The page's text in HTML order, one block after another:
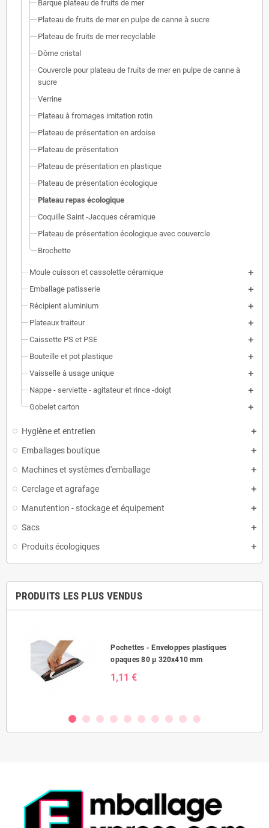
Barque plateau de fruits de mer
Plateau de fruits de mer en pulpe de canne à sucre
Plateau de fruits de mer recyclable
Dôme cristal
Couvercle pour plateau de fruits de mer en pulpe de canne à
sucre
Verrine
Plateau à fromages imitation rotin
Plateau de présentation en ardoise
Plateau de présentation
Plateau de présentation en plastique
Plateau de présentation écologique
Plateau repas écologique
Coquille Saint -Jacques céramique
Plateau de présentation écologique avec couvercle
Brochette
Moule cuisson et cassolette céramique
Emballage patisserie
Récipient aluminium
Plateaux traiteur
Caissette PS et PSE
Bouteille et pot plastique
Vaisselle à usage unique
Nappe - serviette - agitateur et rince -doigt
Gobelet carton
Hygiène et entretien
Emballages boutique
Machines et systèmes d'emballage
Cerclage et agrafage
Manutention - stockage et équipement
Sacs
Produits écologiques
PRODUITS LES PLUS VENDUS
Pochettes - Enveloppes plastiques
opaques 80 µ 320x410 mm
1,11 €